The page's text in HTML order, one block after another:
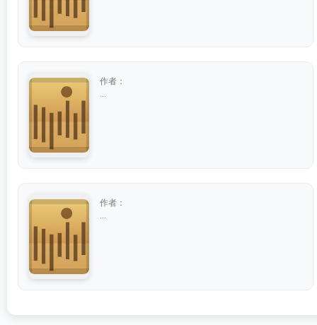
作者：
作者：